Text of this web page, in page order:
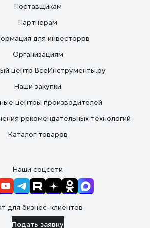
Поставщикам
Партнерам
для инвесторов
Организациям
центр ВсеИнструменты.ру
Наши закупки
центры производителей
рекомендательных технологий
Каталог товаров
Наши соцсети
для бизнес-клиентов
Подать заявку